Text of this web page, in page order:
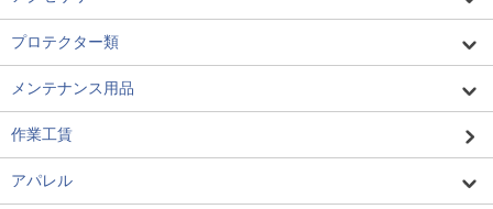
プロテクター類
メンテナンス用品
作業工賃
アパレル